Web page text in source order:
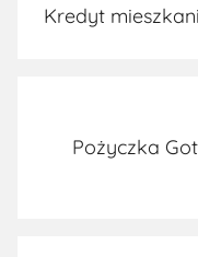
Kredyt
Pożyczka